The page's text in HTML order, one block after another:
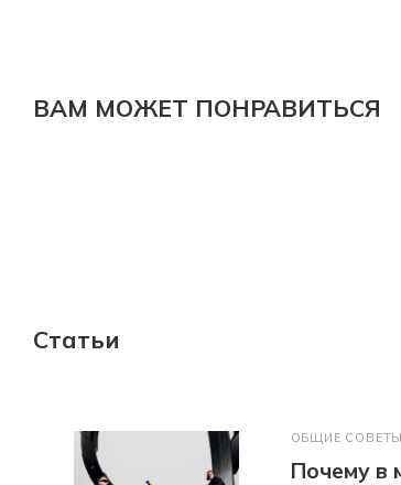
ВАМ МОЖЕТ ПОНРАВИТЬСЯ
Статьи
ОБЩИЕ СОВЕТЫ
Почему в